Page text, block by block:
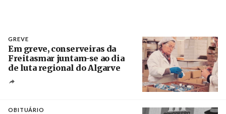
GREVE
Em greve, conserveiras da
Freitasmar juntam-se ao dia
de luta regional do Algarve
OBITUÁRIO